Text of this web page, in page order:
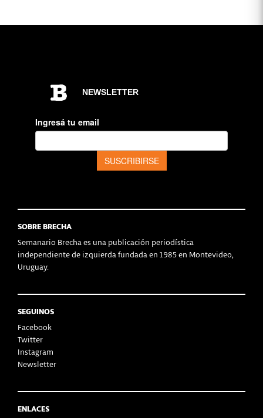
SOBRE BRECHA
Semanario Brecha es una publicación periodística
independiente de izquierda fundada en 1985 en Montevideo,
Uruguay.
SEGUINOS
Facebook
Twitter
Instagram
Newsletter
ENLACES